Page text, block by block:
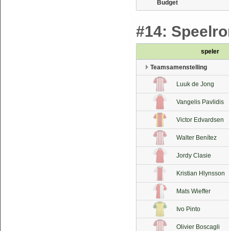
Budget
#14:
speler
Teamsamenstelling
Luuk de Jong
Vangelis Pavlidis
Victor Edvardsen
Walter Benítez
Jordy Clasie
Kristian Hlynsson
Mats Wieffer
Ivo Pinto
Olivier Boscagli